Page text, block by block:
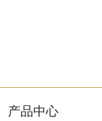
产品中心